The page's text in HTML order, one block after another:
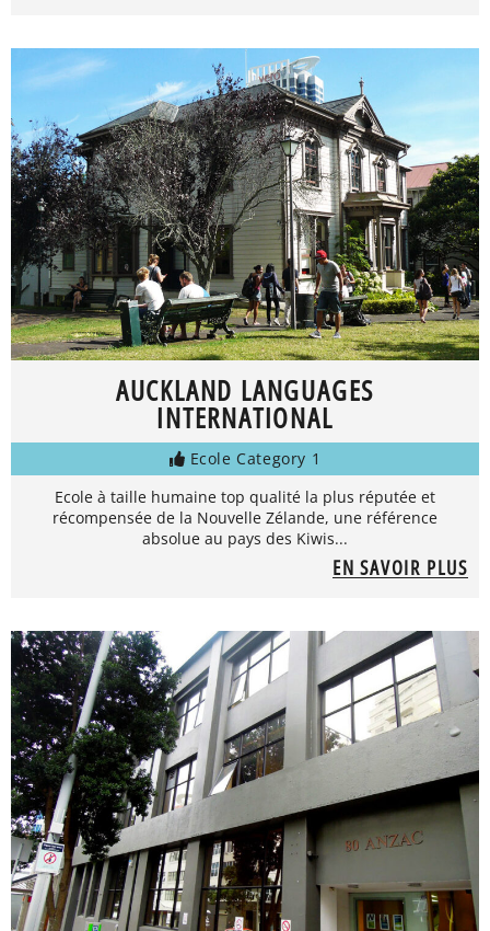
AUCKLAND LANGUAGES
INTERNATIONAL
Ecole Category 1
Ecole à taille humaine top qualité la plus réputée et
récompensée de la Nouvelle Zélande, une référence
absolue au pays des Kiwis...
EN SAVOIR PLUS